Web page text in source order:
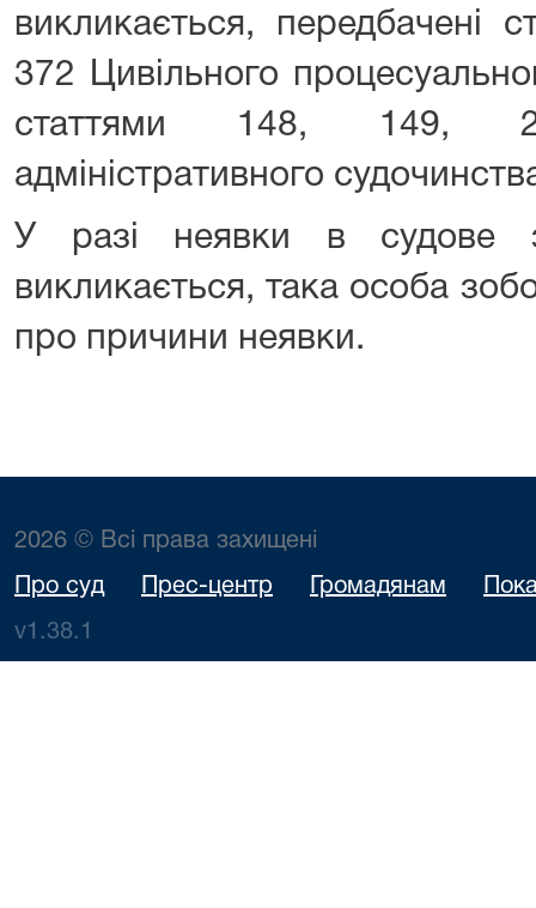
викликається, передбачені
372 Цивільного
статтями 148, 149,
адміністративного
У разі неявки в судове
викликається, така особа
про причини неявки.
2026 © Всі права захищені
Про суд Прес-центр Громадянам
v1.38.1